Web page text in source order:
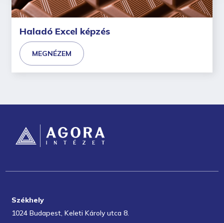
Haladó Excel képzés
MEGNÉZEM
Székhely
1024 Budapest, Keleti Károly utca 8.